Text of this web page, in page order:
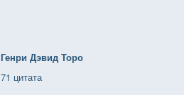
Генри Дэвид Торо
71 цитата